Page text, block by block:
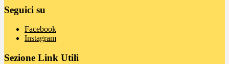
Seguici su
Facebook
Instagram
Sezione Link Utili